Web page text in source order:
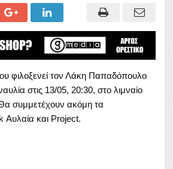
φιλοξενεί τον Λάκη Παπαδόπουλο
στις 13/05, 20:30, στο λιμναίο
συμμετέχουν ακόμη τα
Αυλαία και Project.